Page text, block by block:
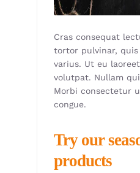
Cras consequat
tortor pulvinar, quis
varius. Ut eu
volutpat. Nullam
Morbi consectetur
congue.
Try our
products